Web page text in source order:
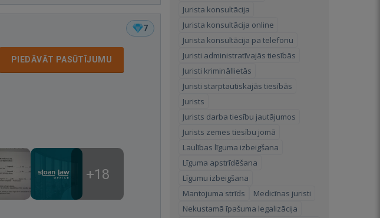
7
PIEDĀVĀT PASŪTĪJUMU
+18
Jurista konsultācija
Jurista konsultācija online
Jurista konsultācija pa telefonu
Juristi administratīvajās tiesībās
Juristi krimināllietās
Juristi starptautiskajās tiesībās
Jurists
Jurists darba tiesību jautājumos
Jurists zemes tiesību jomā
Laulības līguma izbeigšana
Līguma apstrīdēšana
Līgumu izbeigšana
Mantojuma strīds
Medicīnas juristi
Nekustamā īpašuma legalizācija